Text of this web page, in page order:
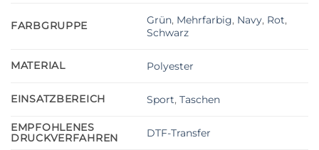
FARBGRUPPE Grün, Mehrfarbig, Navy, Rot,
Schwarz
MATERIAL Polyester
EINSATZBEREICH Sport,Taschen
EMPFOHLENES
DRUCKVERFAHREN
DTF-Transfer